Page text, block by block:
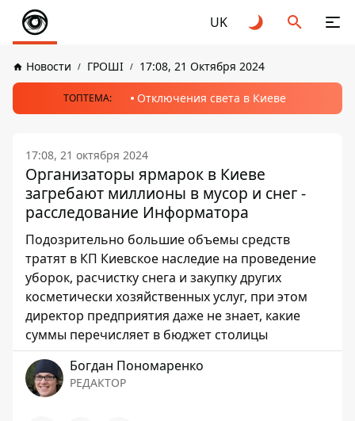
UK
Новости ГРОШІ 17:08, 21 Октября 2024
ТОПТЕМА: Отключения света в Киеве
17:08, 21 октября 2024
Организаторы ярмарок в Киеве
загребают миллионы в мусор и снег -
расследование Информатора
Подозрительно большие объемы средств
тратят в КП Киевское наследие на проведение
уборок, расчистку снега и закупку других
косметически хозяйственных услуг, при этом
директор предприятия даже не знает, какие
суммы перечисляет в бюджет столицы
Богдан Пономаренко
РЕДАКТОР